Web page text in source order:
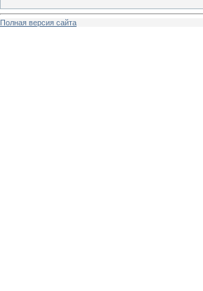
Полная версия сайта